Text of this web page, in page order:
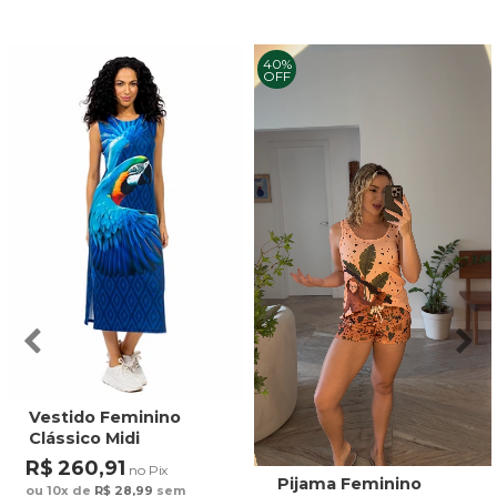
Vestido Feminino
Clássico Midi
Estampado Maxi
Arara Fundo Azul
R$ 260,91 no Pix
ou 10x de R$ 28,99 sem
40%
OFF
Pijama Feminino